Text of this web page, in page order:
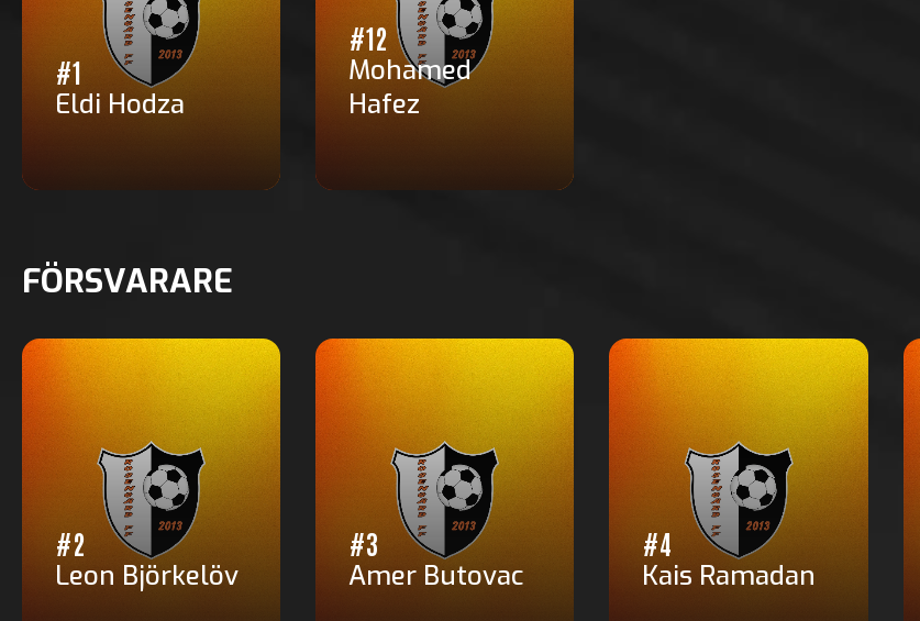
#1
Eldi Hodza
#12
Mohamed
Hafez
FÖRSVARARE
#2
Leon Björkelöv
#3
Amer Butovac
#4
Kais Ramadan